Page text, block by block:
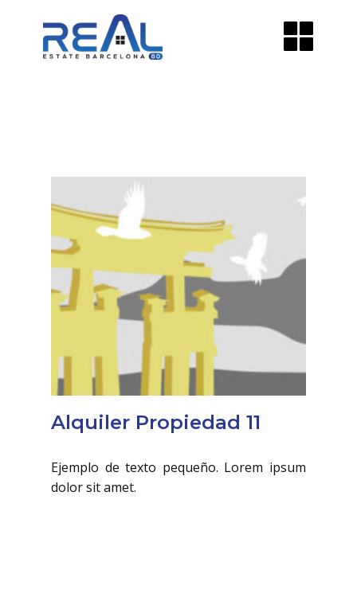
Alquiler Propiedad 11
Ejemplo de texto pequeño. Lorem ipsum
dolor sit amet.